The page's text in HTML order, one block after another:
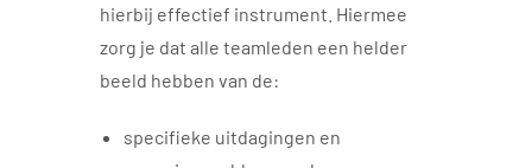
hierbij effectief instrument. Hiermee
zorg je dat alle teamleden een helder
beeld hebben van de:
specifieke uitdagingen en